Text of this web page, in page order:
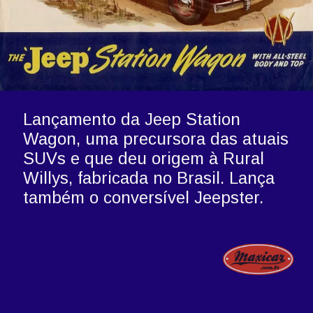
Lançamento da Jeep Station
Wagon, uma precursora das atuais
SUVs e que deu origem à Rural
Willys, fabricada no Brasil. Lança
também o conversível Jeepster.